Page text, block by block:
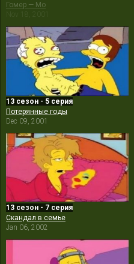
Гомер — Мо
Nov 18, 2001
13 сезон - 5 серия
Потерянные годы
Dec 09, 2001
13 сезон - 7 серия
Скандал в семье
Jan 06, 2002